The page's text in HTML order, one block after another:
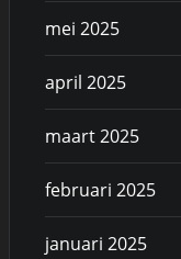
mei 2025
april 2025
maart 2025
februari 2025
januari 2025